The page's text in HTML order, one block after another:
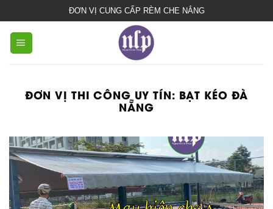
che
nắng
mưa
ĐƠN VỊ CUNG CẤP RÈM CHE NẮNG
ĐƠN VỊ THI CÔNG UY TÍN: BẠT KÉO ĐÀ
NẴNG